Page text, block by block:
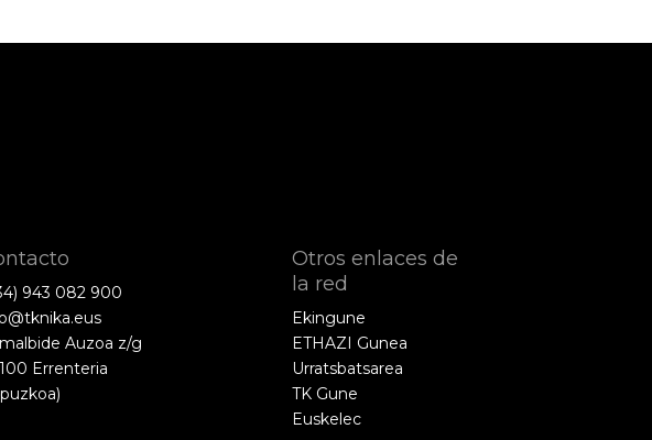
943 082 900
Auzoa z/g
Errenteria
Otros enlaces de
la red
Ekingune
ETHAZI Gunea
Urratsbatsarea
TK Gune
Euskelec